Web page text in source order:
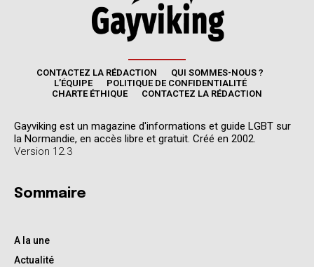
CONTACTEZ LA RÉDACTION
QUI SOMMES-NOUS ?
L’ÉQUIPE
POLITIQUE DE CONFIDENTIALITÉ
CHARTE ÉTHIQUE
CONTACTEZ LA RÉDACTION
Gayviking est un magazine d'informations et guide LGBT sur
la Normandie, en accès libre et gratuit. Créé en 2002.
Version 12.3
Sommaire
A la une
Actualité